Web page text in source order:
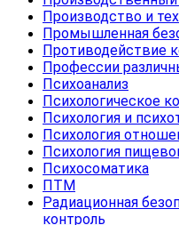
Производство и
Промышленная
Противодействие
Профессии
Психоанализ
Психологическое
Психология и
Психология
Психология
Психосоматика
ПТМ
Радиационная
контроль